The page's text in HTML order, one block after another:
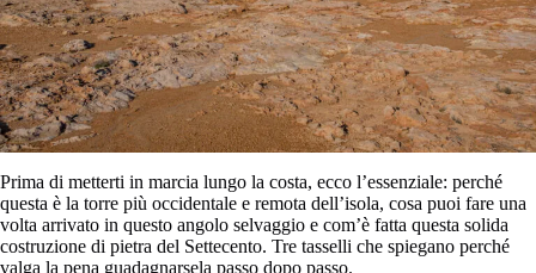
Prima di metterti in marcia lungo la costa, ecco l’essenziale: perché
questa è la torre più occidentale e remota dell’isola, cosa puoi fare una
volta arrivato in questo angolo selvaggio e com’è fatta questa solida
costruzione di pietra del Settecento. Tre tasselli che spiegano perché
valga la pena guadagnarsela passo dopo passo.